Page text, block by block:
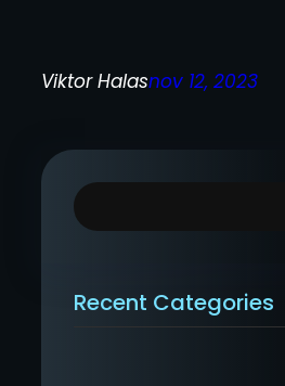
Viktor Halasnov 12, 2023
K
e
é
Recent Categories